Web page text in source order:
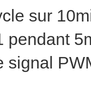
sur
pendant
signal